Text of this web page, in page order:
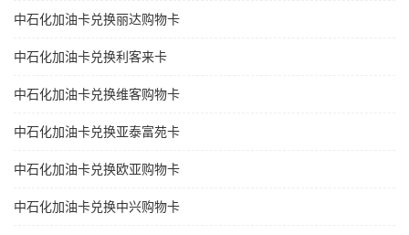
中石化加油卡兑换丽达购物卡
中石化加油卡兑换利客来卡
中石化加油卡兑换维客购物卡
中石化加油卡兑换亚泰富苑卡
中石化加油卡兑换欧亚购物卡
中石化加油卡兑换中兴购物卡